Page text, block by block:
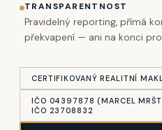
TRANSPARENTNOST
Pravidelný reporting, přímá
překvapení — ani na konci
CERTIFIKOVANÝ REALITNÍ
IČO 04397878 (MARCEL
IČO 23708832